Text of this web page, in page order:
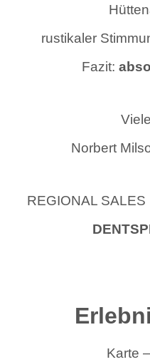
rustikaler
Fazit:
Norbert
REGIONAL
Karte